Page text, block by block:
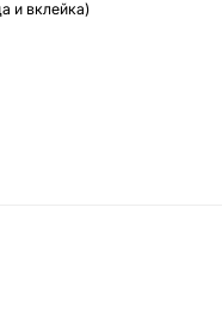
и вклейка)